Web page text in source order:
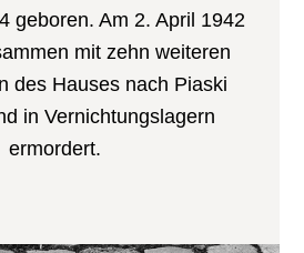
geboren. Am 2. April 1942
mit zehn weiteren
des Hauses nach Piaski
in Vernichtungslagern
ermordert.